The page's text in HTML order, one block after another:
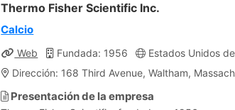
Thermo Fisher Scientific Inc.
Calcio
Web Fundada: 1956 Estados Unidos
Dirección: 168 Third Avenue, Waltham,
Presentación de la empresa